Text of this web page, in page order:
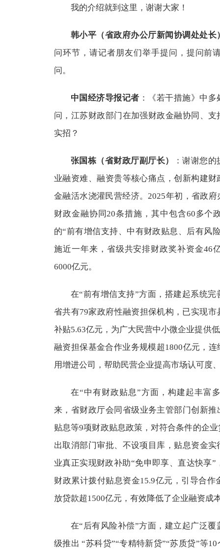
我的介绍就到这里，谢谢大家！
韩小平（省政府办公厅新闻协调处处长
问环节，请记者朋友们举手提问，提问前
问。
中国经济导报记者 ：《若干措施》中
问，江苏财政部门在加强财政金融协同、
实招？
张国栋（省财政厅副厅长）
：谢谢您
业融资难、融资贵等核心痛点，创新构建
金融活水浇灌民营经济。2025年初，省政
财政金融协同20条措施，其中包含60多个
的“前有增信支持、中有财政贴息、后有风
施近一年来，省级共安排财政奖补资金46
6000亿元。
在“前有增信支持”方面，搭建起系统
省共有79家政府性融资担保机构，已实现
补贴5.63亿元，为广大民营中小微企业提供
融资担保基金合作业务规模超1800亿元，
用增进公司，帮助民营企业提高市场认可度
在“中有财政贴息”方面，构建起丰富
来，省财政厅会同省级业务主管部门创新
贴息等9项财政贴息政策，对符合条件的企
出取消部门审批、不设项目库，贴息资金
业真正实现财政补助“免申即享、直达快享
财政累计拨付贴息资金15.9亿元，引导合
放贷款超1500亿元，有效降低了企业融资成
在“后有风险补偿”方面，建立起广泛
级推出 “苏科贷”“专精特新贷”“苏质贷”等